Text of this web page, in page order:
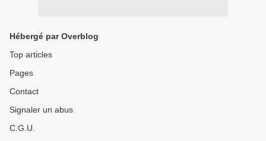
Hébergé par Overblog
Top articles
Pages
Contact
Signaler un abus
C.G.U.